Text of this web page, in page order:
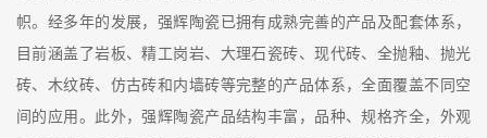
帜。经多年的发展，强辉陶瓷已拥有成熟完善的产品及配套体系，
目前涵盖了岩板、精工岗岩、大理石瓷砖、现代砖、 全抛釉、 抛光
砖、木纹砖、 仿古砖和 内墙砖等完整的产品体系，全面覆盖不同空
间的应用。此外，强辉陶瓷产品结构丰富，品种、规格齐全，外观